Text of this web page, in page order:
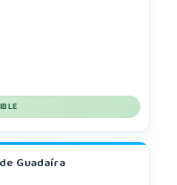
Guadaíra